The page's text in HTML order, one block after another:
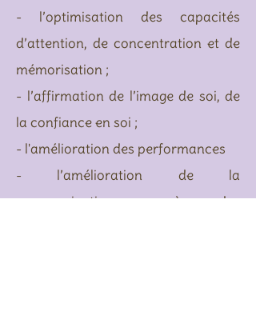
- l’optimisation des capacités
d’attention, de concentration et de
mémorisation ;
- l’affirmation de l’image de soi, de
la confiance en soi ;
- l'amélioration des performances
- l’amélioration de la
communication auprès des